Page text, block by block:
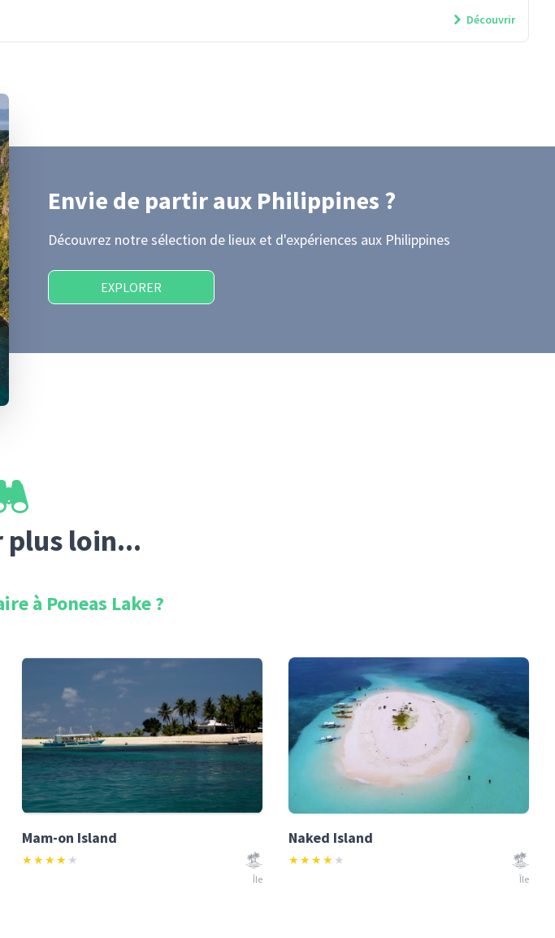
Découvrir
Envie de partiraux Philippines ?
Découvrez notre sélection de lieux et d'expériences aux Philippines
EXPLORER
plus loin...
à Poneas Lake?
Mam-on Island
★★★★ ★
Île
Naked Island
★★★★ ★
Île